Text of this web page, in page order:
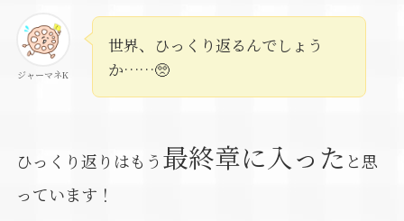
ジャーマネK
世界、ひっくり返るんでしょう
か……🥺
ひっくり返りはもう最終章に入った と思
っています！